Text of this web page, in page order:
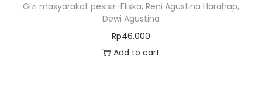
Gizi masyarakat pesisir-Eliska, Reni Agustina Harahap,
Dewi Agustina
Rp46.000
Add to cart